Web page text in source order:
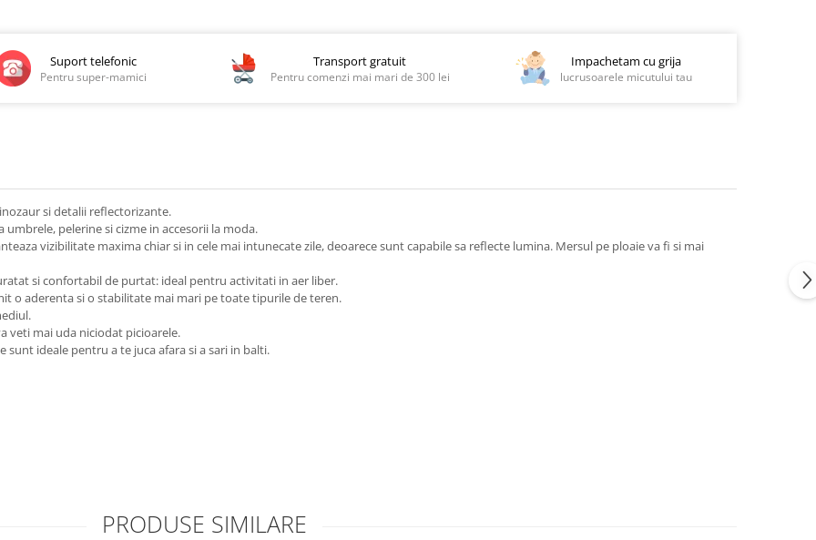
Suport telefonic
Pentru super-mamici
Transport gratuit
Pentru comenzi mai mari de 300 lei
Impachetam cu grija
lucrusoarele micutului tau
si detalii reflectorizante.
pelerine si cizme in accesorii la moda.
vizibilitate maxima chiar si in cele mai intunecate zile, deoarece sunt capabile sa reflecte lumina. Mersul pe ploaie va fi si mai
si confortabil de purtat: ideal pentru activitati in aer liber.
o aderenta si o stabilitate mai mari pe toate tipurile de teren.
veti mai uda niciodat picioarele.
ideale pentru a te juca afara si a sari in balti.
PRODUSE SIMILARE